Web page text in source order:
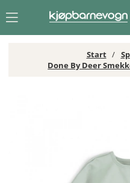
Start
Done By Deer